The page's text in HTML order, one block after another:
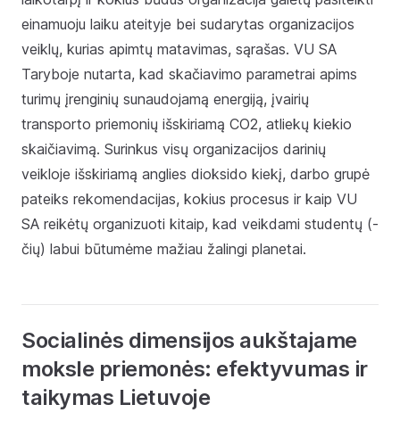
einamuoju laiku ateityje bei sudarytas organizacijos
veiklų, kurias apimtų matavimas, sąrašas. VU SA
Taryboje nutarta, kad skačiavimo parametrai apims
turimų įrenginių sunaudojamą energiją, įvairių
transporto priemonių išskiriamą CO2, atliekų kiekio
skaičiavimą. Surinkus visų organizacijos darinių
veikloje išskiriamą anglies dioksido kiekį, darbo grupė
pateiks rekomendacijas, kokius procesus ir kaip VU
SA reikėtų organizuoti kitaip, kad veikdami studentų (-
čių) labui būtumėme mažiau žalingi planetai.
Socialinės dimensijos aukštajame
moksle priemonės: efektyvumas ir
taikymas Lietuvoje